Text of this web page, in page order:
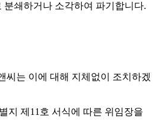
분쇄하거나 소각하여 파기합니다.
씨는 이에 대해 지체없이 조치하겠
지 제11호 서식에 따른 위임장을